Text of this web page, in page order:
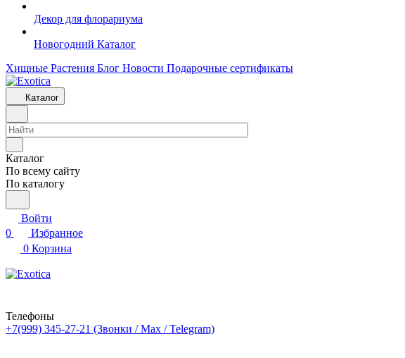
Декор для флорариума
Новогодний Каталог
Хищные Растения Блог Новости Подарочные сертификаты
Каталог
Каталог
По всему сайту
По каталогу
Войти
0
Избранное
0 Корзина
Телефоны
+7(999) 345-27-21 (Звонки / Max / Telegram)